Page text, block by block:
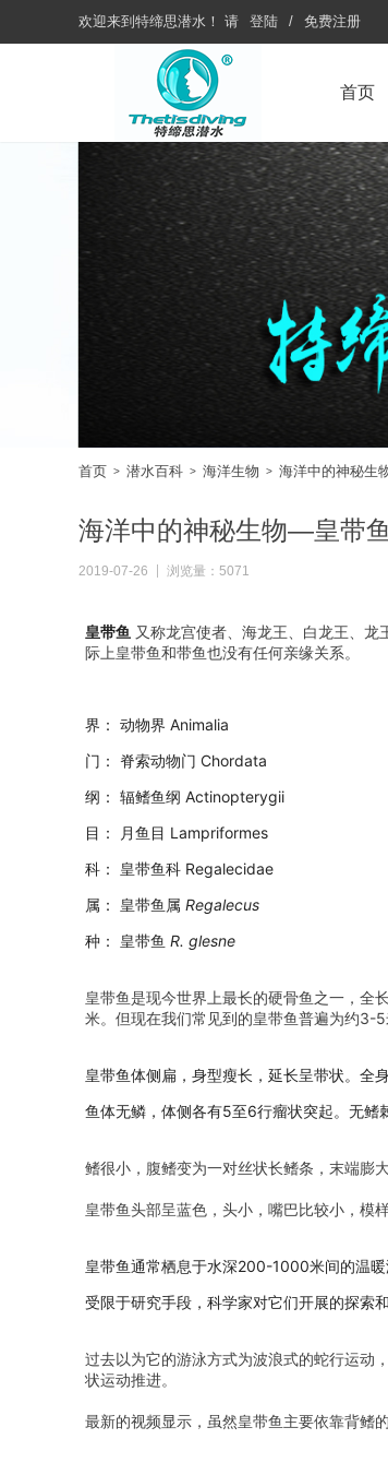
欢迎来到 特缔思潜水 ！ 请 登陆 / 免费注册
首页
首页 > 潜水百科 > 海洋生物 > 海洋中的神秘生
海洋中的神秘生物—皇带鱼
2019-07-26 浏览量：5071
皇带鱼 又称龙宫使者、海龙王、白龙王、
际上皇带鱼和带鱼也没有任何亲缘关系。
界： 动物界 Animalia
门： 脊索动物门 Chordata
纲： 辐鳍鱼纲 Actinopterygii
目： 月鱼目 Lampriformes
科： 皇带鱼科 Regalecidae
属： 皇带鱼属Regalecus
种： 皇带鱼R. glesne
皇带鱼是现今世界上最长的硬骨鱼之一，全
米。但现在我们常见到的皇带鱼普遍为约3-5
皇带鱼体侧扁，身型瘦长，延长呈带状。全
鱼体无鳞，体侧各有5至6行瘤状突起。无
鳍很小，腹鳍变为一对丝状长鳍条，末端膨
皇带鱼头部呈蓝色，头小，嘴巴比较小，模
皇带鱼通常栖息于水深200-1000米间的温暖
受限于研究手段，科学家对它们开展的探索
过去以为它的游泳方式为波浪式的蛇行运动
状运动推进。
最新的视频显示，虽然皇带鱼主要依靠背鳍